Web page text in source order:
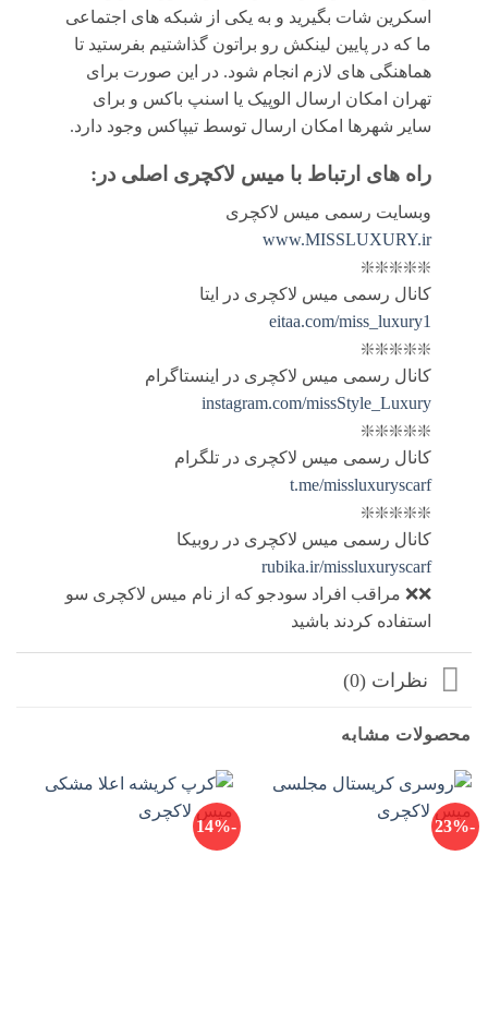
اسکرین شات بگیرید و به یکی از شبکه های اجتماعی
ما که در پایین لینکش رو براتون گذاشتیم بفرستید تا
هماهنگی های لازم انجام شود. در این صورت برای
تهران امکان ارسال الوپیک یا اسنپ باکس و برای
سایر شهرها امکان ارسال توسط تیپاکس وجود دارد.
راه های ارتباط با میس لاکچری اصلی در:
وبسایت رسمی میس لاکچری
www.MISSLUXURY.ir
❇️❇️❇️❇️❇️
کانال رسمی میس لاکچری در ایتا
eitaa.com/miss_luxury1
❇️❇️❇️❇️❇️
کانال رسمی میس لاکچری در اینستاگرام
instagram.com/missStyle_Luxury
❇️❇️❇️❇️❇️
کانال رسمی میس لاکچری در تلگرام
t.me/missluxuryscarf
❇️❇️❇️❇️❇️
کانال رسمی میس لاکچری در روبیکا
rubika.ir/missluxuryscarf
❌❌ مراقب افراد سودجو که از نام میس لاکچری سو
استفاده کردند باشید
نظرات (0)
محصولات مشابه
-23%
-14%